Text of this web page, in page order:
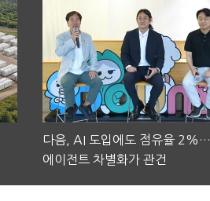
다음, AI 도입에도 점유율 2%…
에이전트 차별화가 관건